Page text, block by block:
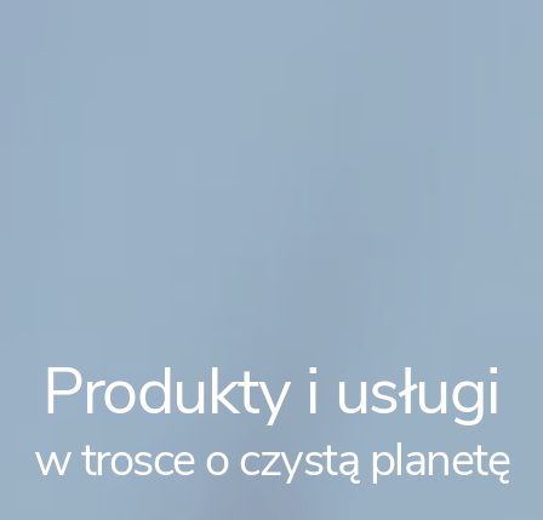
Produkty i usługi
w trosce oczystą planetę